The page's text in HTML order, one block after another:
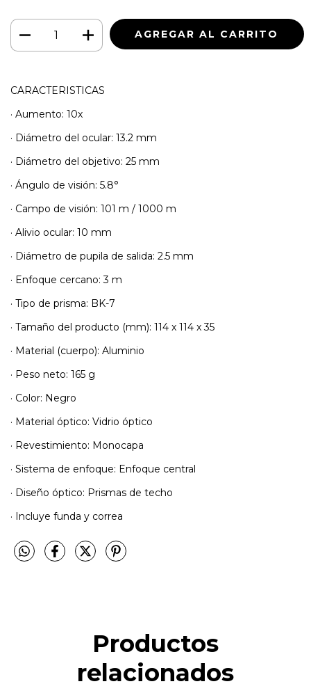
CARACTERISTICAS
· Aumento: 10x
· Diámetro del ocular: 13.2 mm
· Diámetro del objetivo: 25 mm
· Ángulo de visión: 5.8°
· Campo de visión: 101 m / 1000 m
· Alivio ocular: 10 mm
· Diámetro de pupila de salida: 2.5 mm
· Enfoque cercano: 3 m
· Tipo de prisma: BK-7
· Tamaño del producto (mm): 114 x 114 x 35
· Material (cuerpo): Aluminio
· Peso neto: 165 g
· Color: Negro
· Material óptico: Vidrio óptico
· Revestimiento: Monocapa
· Sistema de enfoque: Enfoque central
· Diseño óptico: Prismas de techo
· Incluye funda y correa
Productos
relacionados